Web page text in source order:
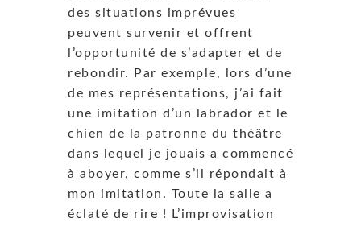
des situations imprévues
peuvent survenir et offrent
l’opportunité de s’adapter et de
rebondir. Par exemple, lors d’une
de mes représentations, j’ai fait
une imitation d’un labrador et le
chien de la patronne du théâtre
dans lequel je jouais a commencé
à aboyer, comme s’il répondait à
mon imitation. Toute la salle a
éclaté de rire ! L’improvisation